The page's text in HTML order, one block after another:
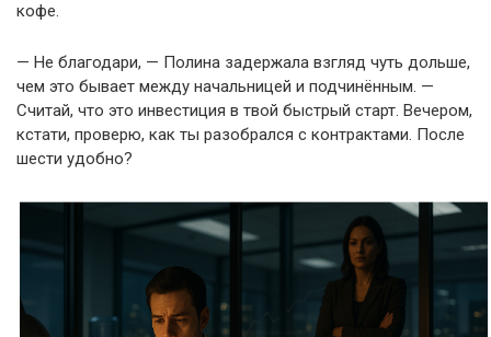
кофе.
— Не благодари, — Полина задержала взгляд чуть дольше,
чем это бывает между начальницей и подчинённым. —
Считай, что это инвестиция в твой быстрый старт. Вечером,
кстати, проверю, как ты разобрался с контрактами. После
шести удобно?